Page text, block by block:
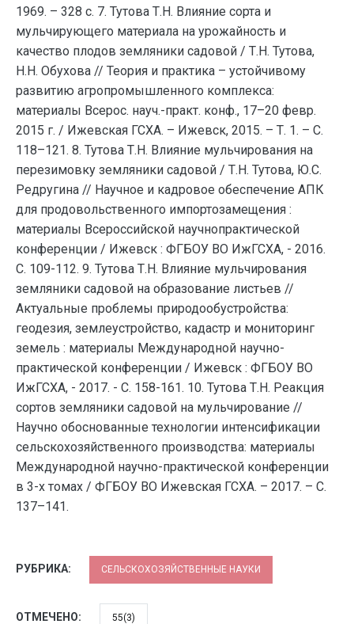
1969. – 328 с. 7. Тутова Т.Н. Влияние сорта и
мульчирующего материала на урожайность и
качество плодов земляники садовой / Т.Н. Тутова,
Н.Н. Обухова // Теория и практика – устойчивому
развитию агропромышленного комплекса:
материалы Всерос. науч.-практ. конф., 17–20 февр.
2015 г. / Ижевская ГСХА. – Ижевск, 2015. – Т. 1. – С.
118–121. 8. Тутова Т.Н. Влияние мульчирования на
перезимовку земляники садовой / Т.Н. Тутова, Ю.С.
Редругина // Научное и кадровое обеспечение АПК
для продовольственного импортозамещения :
материалы Всероссийской научнопрактической
конференции / Ижевск : ФГБОУ ВО ИжГСХА, - 2016.
С. 109-112. 9. Тутова Т.Н. Влияние мульчирования
земляники садовой на образование листьев //
Актуальные проблемы природообустройства:
геодезия, землеустройство, кадастр и мониторинг
земель : материалы Международной научно-
практической конференции / Ижевск : ФГБОУ ВО
ИжГСХА, - 2017. - С. 158-161. 10. Тутова Т.Н. Реакция
сортов земляники садовой на мульчирование //
Научно обоснованные технологии интенсификации
сельскохозяйственного производства: материалы
Международной научно-практической конференции
в 3-х томах / ФГБОУ ВО Ижевская ГСХА. – 2017. – С.
137–141.
РУБРИКА: СЕЛЬСКОХОЗЯЙСТВЕННЫЕ НАУКИ
ОТМЕЧЕНО: 55(3)